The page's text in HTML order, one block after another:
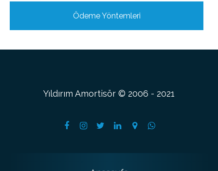
Ödeme Yöntemleri
Yıldırım Amortisör © 2006 - 2021